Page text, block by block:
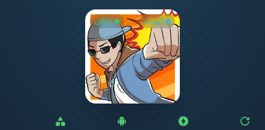
آپدیت رایگان